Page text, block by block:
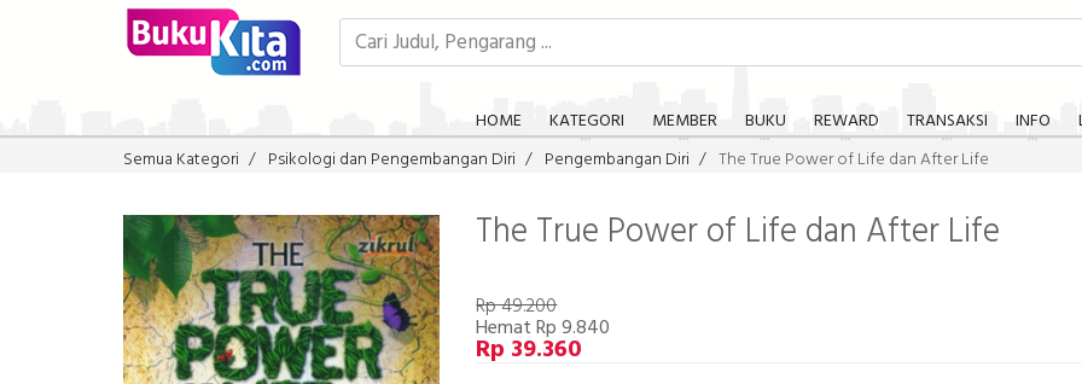
HOME KATEGORI MEMBER BUKU REWARD TRANSAKSI INFO
Semua Kategori
Psikologi dan Pengembangan Diri Pengembangan Diri The True Power of Life dan After Life
The True Power of Life dan After Life
Rp 49.200
Hemat Rp 9.840
Rp 39.360